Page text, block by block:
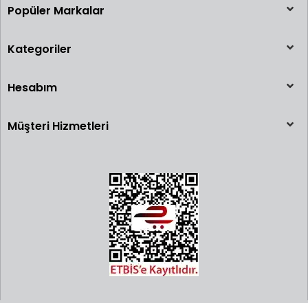
Popüler Markalar
Kategoriler
Hesabım
Müşteri Hizmetleri